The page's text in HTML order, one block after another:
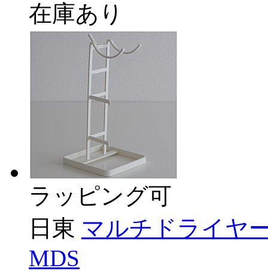
在庫あり
ラッピング可
日東 マルチドライヤ
MDS